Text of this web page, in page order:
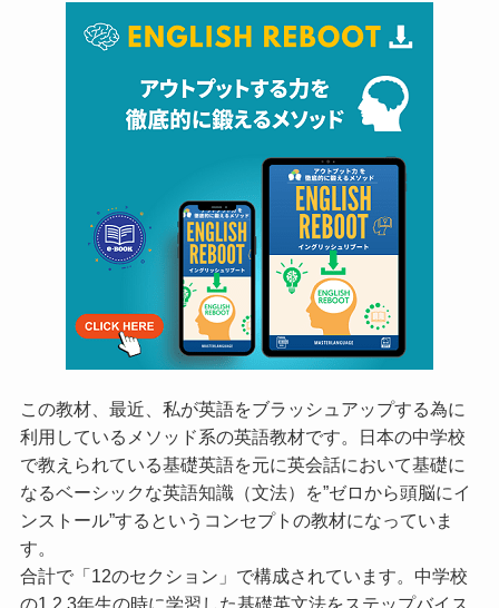
この教材、最近、私が英語をブラッシュアップする為に
利用しているメソッド系の英語教材です。日本の中学校
で教えられている基礎英語を元に英会話において基礎に
なるベーシックな英語知識（文法）を”ゼロから頭脳にイ
ンストール”するというコンセプトの教材になっていま
す。
合計で「12のセクション」で構成されています。中学校
の1,2,3年生の時に学習した基礎英文法をステップバイス